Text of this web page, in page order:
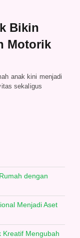
Bikin
Motorik
anak kini menjadi
sekaligus
dengan
Menjadi Aset
Kreatif Mengubah